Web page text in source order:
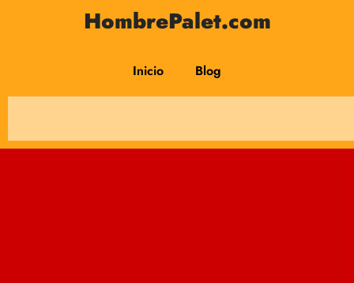
HombrePalet.com
Inicio Blog